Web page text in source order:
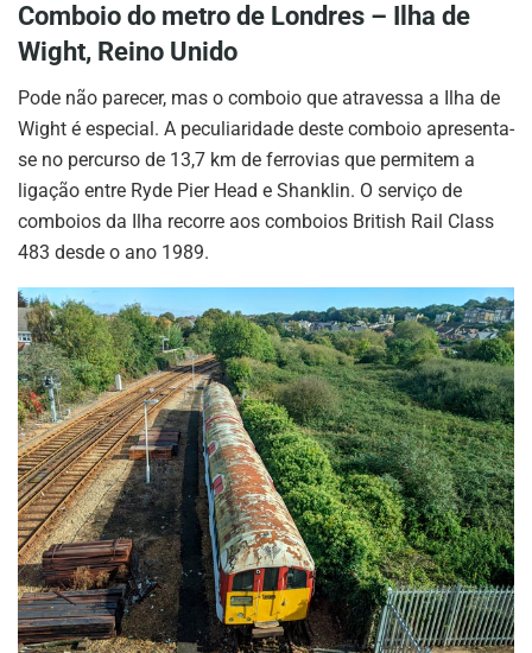
Comboio do metro de Londres – Ilha de
Wight, Reino Unido
Pode não parecer, mas o comboio que atravessa a Ilha de
Wight é especial. A peculiaridade deste comboio apresenta-
se no percurso de 13,7 km de ferrovias que permitem a
ligação entre Ryde Pier Head e Shanklin. O serviço de
comboios da Ilha recorre aos comboios British Rail Class
483 desde o ano 1989.